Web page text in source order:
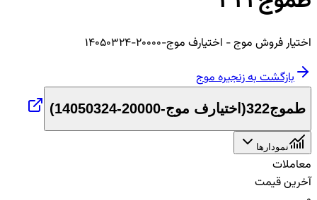
اختیارفروش موج- اختیارف موج-20000-14050324
بازگشت به زنجیرهموج
طموج322 ( اختیارف موج-20000-14050324 )
نمودارها
معاملات
آخرین قیمت